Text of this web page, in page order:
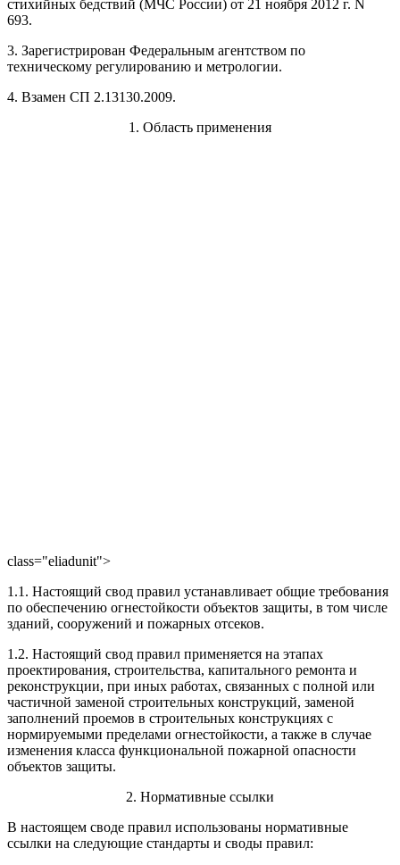
стихийных бедствий (МЧС России) от 21 ноября 2012 г. N
693.
3. Зарегистрирован Федеральным агентством по
техническому регулированию и метрологии.
4. Взамен СП 2.13130.2009.
1. Область применения
class="eliadunit">
1.1. Настоящий свод правил устанавливает общие требования
по обеспечению огнестойкости объектов защиты, в том числе
зданий, сооружений и пожарных отсеков.
1.2. Настоящий свод правил применяется на этапах
проектирования, строительства, капитального ремонта и
реконструкции, при иных работах, связанных с полной или
частичной заменой строительных конструкций, заменой
заполнений проемов в строительных конструкциях с
нормируемыми пределами огнестойкости, а также в случае
изменения класса функциональной пожарной опасности
объектов защиты.
2. Нормативные ссылки
В настоящем своде правил использованы нормативные
ссылки на следующие стандарты и своды правил: